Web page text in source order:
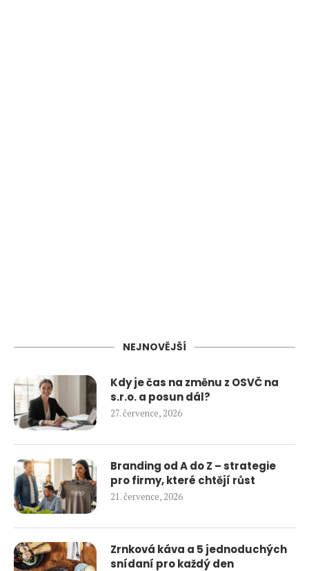
NEJNOVĚJŠÍ
Kdy je čas na změnu z OSVČ na
s.r.o. a posun dál?
27. července, 2026
Branding od A do Z – strategie
pro firmy, které chtějí růst
21. července, 2026
Zrnková káva a 5 jednoduchých
snídaní pro každý den